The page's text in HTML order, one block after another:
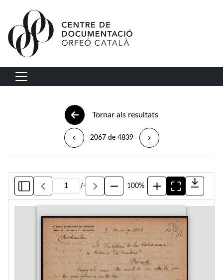
Vés al contingut
Navegació principal
Tornar als resultats
2067 de 4839
/- 100%